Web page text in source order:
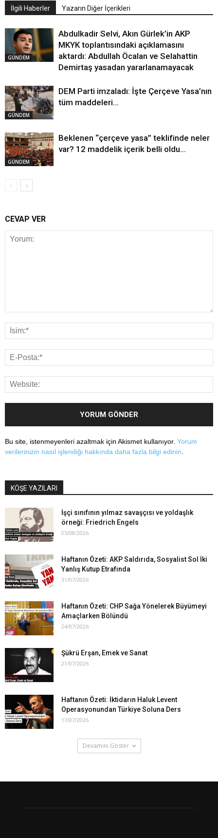
İlgili Haberler Yazarın Diğer İçerikleri
GÜNDEM
Abdulkadir Selvi, Akın Gürlek’in AKP
MKYK toplantısındaki açıklamasını
aktardı: Abdullah Öcalan ve Selahattin
Demirtaş yasadan yararlanamayacak
GÜNDEM
DEM Parti imzaladı: İşte Çerçeve Yasa’nın
tüm maddeleri…
GÜNDEM
Beklenen “çerçeve yasa” teklifinde neler
var? 12 maddelik içerik belli oldu…
CEVAP VER
Bu site, istenmeyenleri azaltmak için Akismet kullanıyor. Yorum
verilerinizin nasıl işlendiği hakkında daha fazla bilgi edinin.
KÖŞE YAZILARI
İşçi sınıfının yılmaz savaşçısı ve yoldaşlık
örneği: Friedrich Engels
05/08/2026
Haftanın Özeti: AKP Saldırıda, Sosyalist Sol İki
Yanlış Kutup Etrafında
31/07/2026
Haftanın Özeti: CHP Sağa Yönelerek Büyümeyi
Amaçlarken Bölündü
24/07/2026
Şükrü Erşan, Emek ve Sanat
21/07/2026
Haftanın Özeti: İktidarın Haluk Levent
Operasyonundan Türkiye Soluna Ders
17/07/2026
Devamını Göster